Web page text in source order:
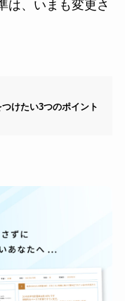
は、いまも変更さ
けたい3つのポイント